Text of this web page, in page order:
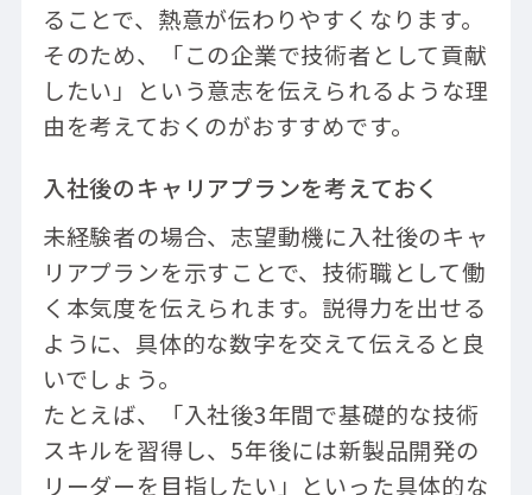
ることで、熱意が伝わりやすくなります。
そのため、「この企業で技術者として貢献
したい」という意志を伝えられるような理
由を考えておくのがおすすめです。
入社後のキャリアプランを考えておく
未経験者の場合、志望動機に入社後のキャ
リアプランを示すことで、技術職として働
く本気度を伝えられます。説得力を出せる
ように、具体的な数字を交えて伝えると良
いでしょう。
たとえば、「入社後3年間で基礎的な技術
スキルを習得し、5年後には新製品開発の
リーダーを目指したい」といった具体的な